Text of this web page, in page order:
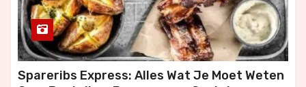
Spareribs Express: Alles Wat Je Moet Weten